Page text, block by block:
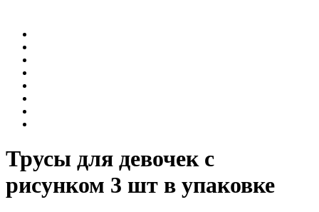
Трусы для девочек с
рисунком 3 шт в упаковке